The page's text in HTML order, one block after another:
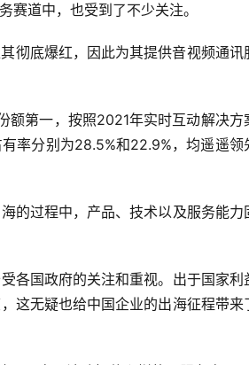
道中，也受到了不少关注。
彻底爆红，因此为其提供音视频通讯
额第一，按照2021年实时互动解决方
率分别为28.5%和22.9%，均遥遥领
的过程中，产品、技术以及服务能力
各国政府的关注和重视。出于国家利
这无疑也给中国企业的出海征程带来